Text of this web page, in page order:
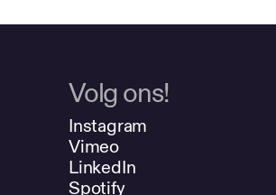
Volg ons!
Instagram
Vimeo
LinkedIn
Spotify